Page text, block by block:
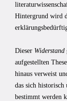
Hintergrund wird
Dieser Widerstand
aufgestellten
hinaus verweist
das sich
bestimmt werden